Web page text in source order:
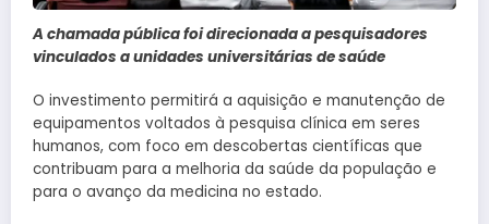
A chamada pública foi direcionada a pesquisadores
vinculados a unidades universitárias de saúde
O investimento permitirá a aquisição e manutenção de
equipamentos voltados à pesquisa clínica em seres
humanos, com foco em descobertas científicas que
contribuam para a melhoria da saúde da população e
para o avanço da medicina no estado.